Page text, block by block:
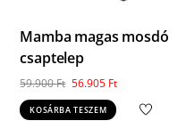
Mamba magas mosdó
csaptelep
59.900Ft Original
price
56.905 FtCurrent
price
KOSÁRBA TESZEM